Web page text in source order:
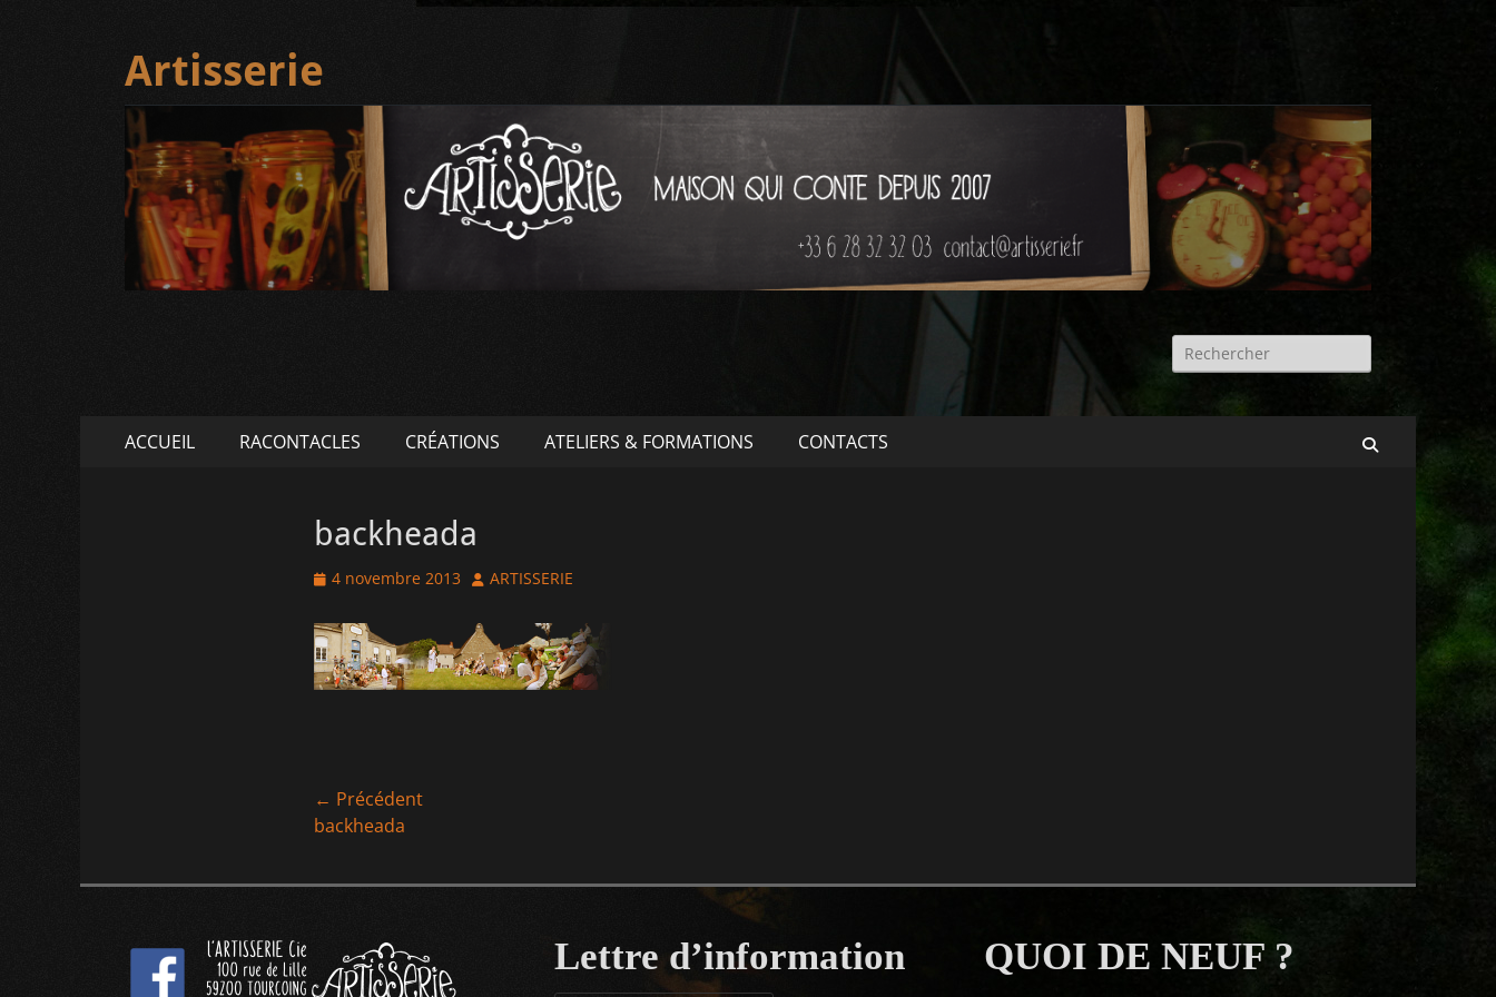
Artisserie
Rechercher :
Menu
ACCUEIL RACONTACLES CRÉATIONS ATELIERS & FORMATIONS CONTACTS
backheada
Posted
4 novembre 2013 Author
ARTISSERIE
Navigation
de
l’article
← Précédent
Article
backheada
Lettre d’information QUOI DE NEUF ?